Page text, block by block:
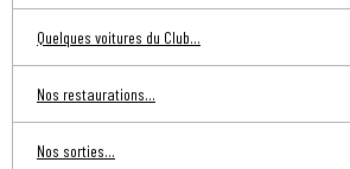
Quelques voitures du Club...
Nos restaurations...
Nos sorties...